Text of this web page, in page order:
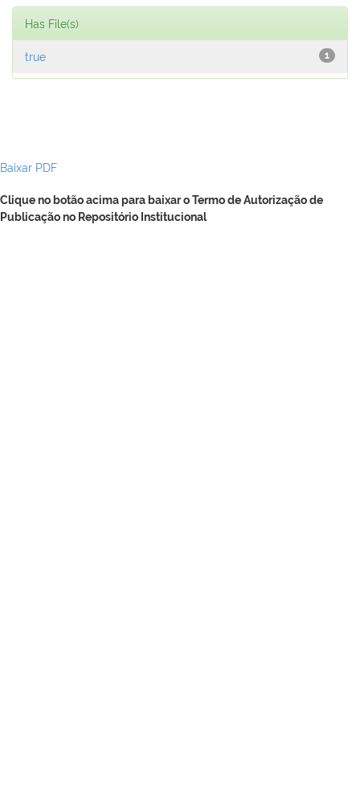
Has File(s)
1
true
Baixar PDF
Clique no botão acima para baixar o Termo de Autorização de
Publicação no Repositório Institucional